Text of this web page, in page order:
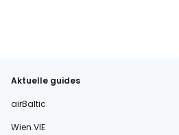
Aktuelle guides
airBaltic
Wien VIE